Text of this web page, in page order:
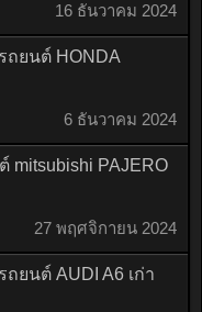
16 ธันวาคม 2024
ถยนต์ HONDA
6 ธันวาคม 2024
mitsubishi PAJERO
27 พฤศจิกายน 2024
ยนต์ AUDI A6 เก่า